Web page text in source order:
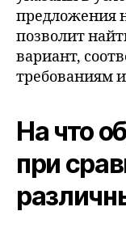
предложения
позволит
вариант,
требованиям
На что
при